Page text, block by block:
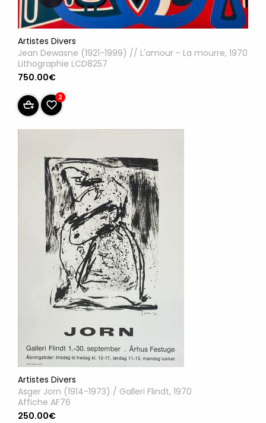
Artistes Divers
Jean Dewasne (1921-1999) // L'amour - La mourre, 1970
Lithographie LCD8257
750.00€
2
Artistes Divers
Asger Jorn (1914-1973) / Galleri Flindt, 1970
Affiche AF76
250.00€